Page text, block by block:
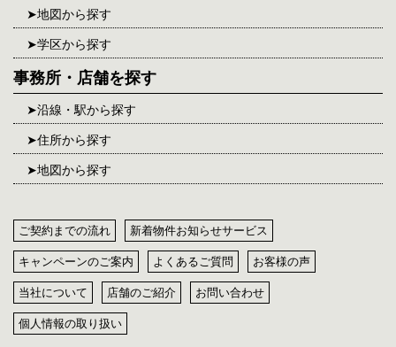
地図から探す
学区から探す
事務所・店舗を探す
沿線・駅から探す
住所から探す
地図から探す
ご契約までの流れ 新着物件お知らせサービス
キャンペーンのご案内 よくあるご質問 お客様の声
当社について 店舗のご紹介 お問い合わせ
個人情報の取り扱い